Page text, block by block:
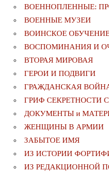
ВОЕННОПЛЕННЫЕ:
ВОЕННЫЕ МУЗЕИ
ВОИНСКОЕ
ВОСПОМИНАНИЯ И
ВТОРАЯ МИРОВАЯ
ГЕРОИ И ПОДВИГИ
ГРАЖДАНСКАЯ
ГРИФ СЕКРЕТНОСТИ
ДОКУМЕНТЫ и
ЖЕНЩИНЫ В АРМИИ
ЗАБЫТОЕ ИМЯ
ИЗ ИСТОРИИ
ИЗ РЕДАКЦИОННОЙ